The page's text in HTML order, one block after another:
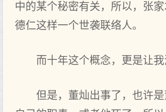
中的某个秘密有关，所以，张
德仁这样一个世袭联络人。
而十年这个概念，更是让我
但是，董灿出事了，也许